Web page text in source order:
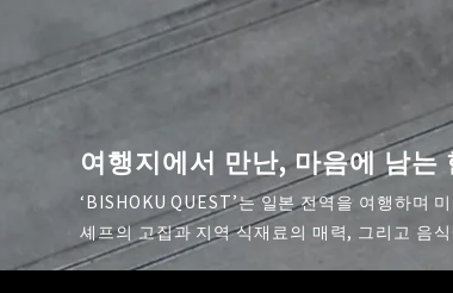
여행지에서 만난, 마음에 남는
‘BISHOKU QUEST’는 일본 전역을 여행하며
셰프의 고집과 지역 식재료의 매력, 그리고 음